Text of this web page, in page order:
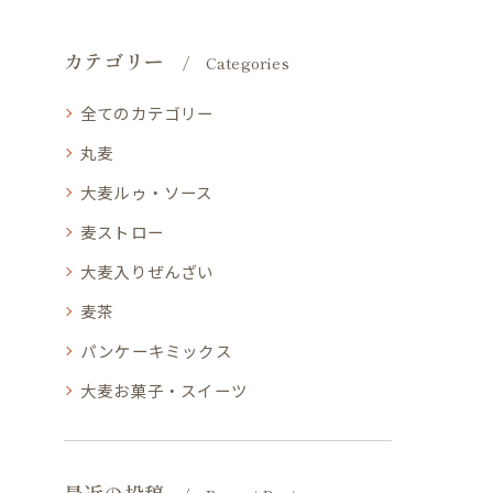
カテゴリー Categories
全てのカテゴリー
丸麦
大麦ルゥ・ソース
麦ストロー
大麦入りぜんざい
麦茶
パンケーキミックス
大麦お菓子・スイーツ